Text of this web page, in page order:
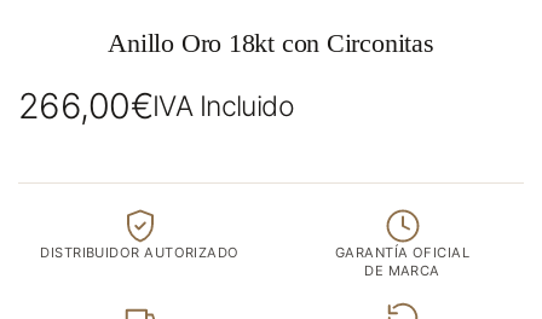
Anillo Oro 18kt con Circonitas
266,00€IVA Incluido
DISTRIBUIDOR AUTORIZADO
GARANTÍA OFICIAL
DE MARCA